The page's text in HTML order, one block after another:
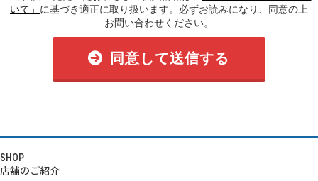
いて」 に基づき適正に取り扱います。必ずお読みになり、同意の上
お問い合わせください。
同意して送信する
SHOP
店舗のご紹介